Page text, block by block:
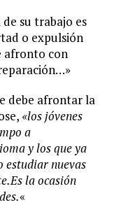
su trabajo es
o expulsión
afronto con
debe afrontar la
«los jóvenes
a
y los que ya
estudiar nuevas
la ocasión
«